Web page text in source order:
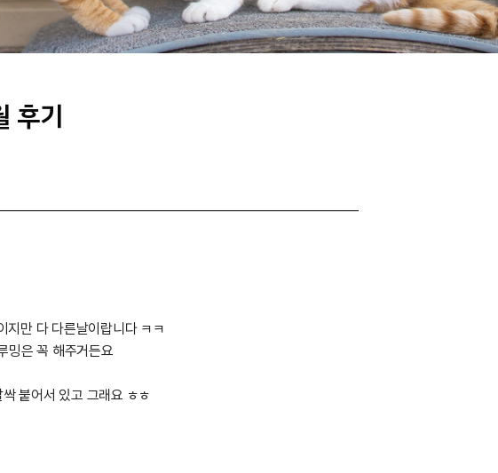
후기
지만 다 다른날이랍니다 ㅋㅋ
밍은 꼭 해주거든요
붙어서 있고 그래요 ㅎㅎ